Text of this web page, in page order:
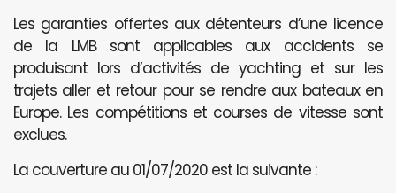
Les garanties offertes aux détenteurs d’une licence
de la LMB sont applicables aux accidents se
produisant lors d’activités de yachting et sur les
trajets aller et retour pour se rendre aux bateaux en
Europe. Les compétitions et courses de vitesse sont
exclues.
La couverture au 01/07/2020 est la suivante :